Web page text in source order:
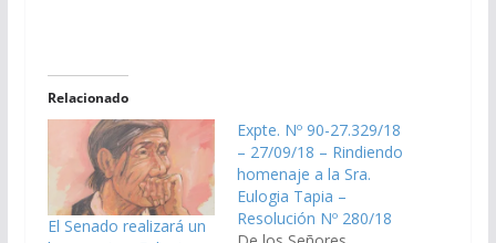
Relacionado
El Senado realizará un
Expte. Nº 90-27.329/18
– 27/09/18 – Rindiendo
homenaje a la Sra.
Eulogia Tapia –
Resolución Nº 280/18